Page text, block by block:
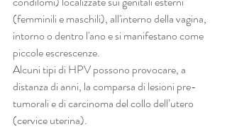
(femminili e maschili), all'interno della vagina,
intorno o dentro l'ano e si manifestano come
piccole escrescenze.
Alcuni tipi di HPV possono provocare, a
distanza di anni, la comparsa di lesioni pre-
tumorali e di carcinoma del collo dell’utero
(cervice uterina).